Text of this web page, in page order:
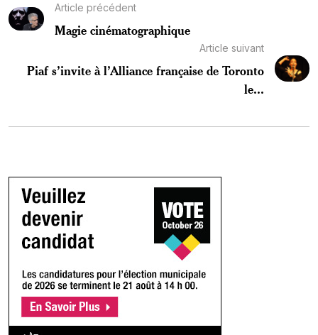
Article précédent
Magie cinématographique
Article suivant
Piaf s’invite à l’Alliance française de Toronto
le...